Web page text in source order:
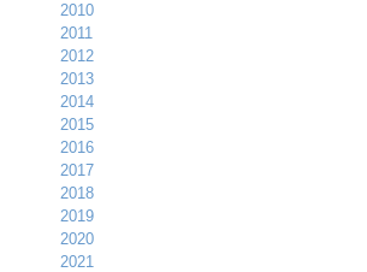
2010
2011
2012
2013
2014
2015
2016
2017
2018
2019
2020
2021